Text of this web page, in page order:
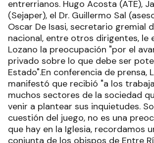
entrerrianos. Hugo Acosta (ATE),
(Sejaper), el Dr. Guillermo Sal
Oscar De Isasi, secretario gremial
nacional, entre otros dirigentes, le
Lozano la preocupación "por el
privado sobre lo que debe ser
Estado".En conferencia de prensa,
manifestó que recibió "a los
muchos sectores de la sociedad
venir a plantear sus inquietudes.
cuestión del juego, no es una
que hay en la Iglesia, recordamos
conjunta de los obispos de Entre